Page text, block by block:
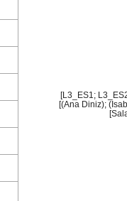
[L3_ES1;
[(Ana Diniz);